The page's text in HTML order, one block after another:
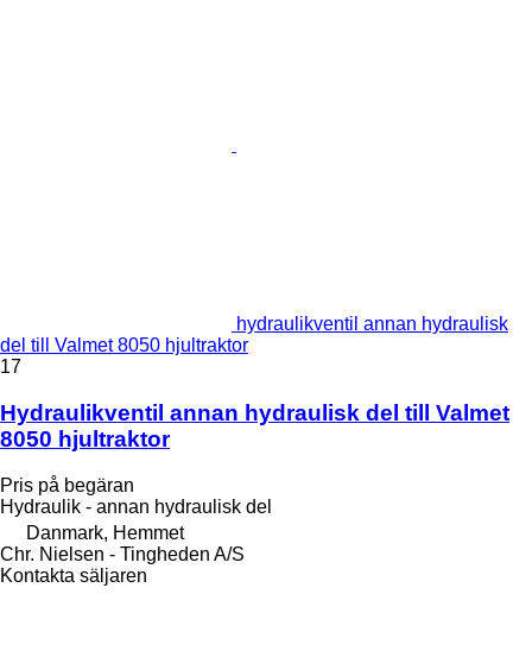
hydraulikventil annan hydraulisk
del till Valmet 8050 hjultraktor
17
Hydraulikventil annan hydraulisk del till Valmet
8050 hjultraktor
Pris på begäran
Hydraulik - annan hydraulisk del
Danmark, Hemmet
Chr. Nielsen - Tingheden A/S
Kontakta säljaren